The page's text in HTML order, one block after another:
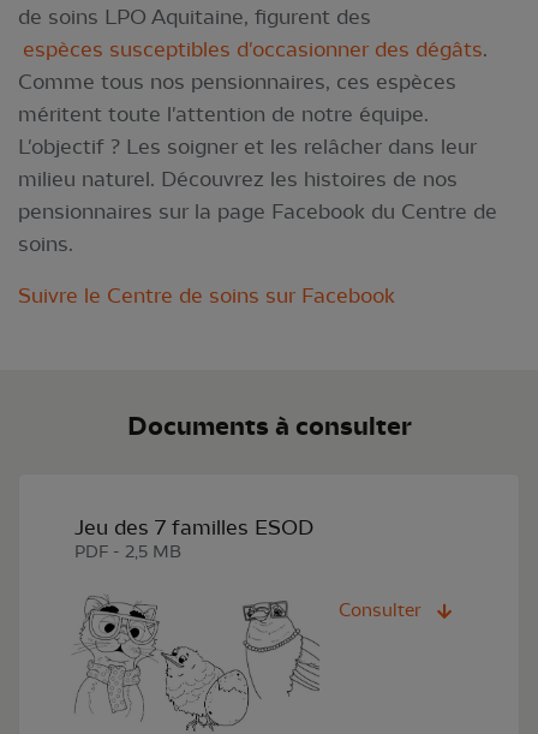
de soins LPO Aquitaine, figurent des
espèces susceptibles d'occasionner des dégâts.
Comme tous nos pensionnaires, ces espèces
méritent toute l'attention de notre équipe.
L'objectif ? Les soigner et les relâcher dans leur
milieu naturel. Découvrez les histoires de nos
pensionnaires sur la page Facebook du Centre de
soins.
Suivre le Centre de soins sur Facebook
Documents à consulter
Jeu des 7 familles ESOD
PDF - 2,5 MB
Consulter